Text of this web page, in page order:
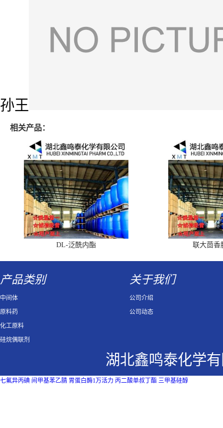
孙王
相关产品：
DL-泛酰内酯 联大茴香
产品类别
中间体
原料药
化工原料
硅烷偶联剂
关于我们
公司介绍
公司动态
湖北鑫鸣泰化学
七氟异丙碘 间甲基苯乙腈 胃蛋白酶1万活力 丙二酸单叔丁酯 三甲基硅醇